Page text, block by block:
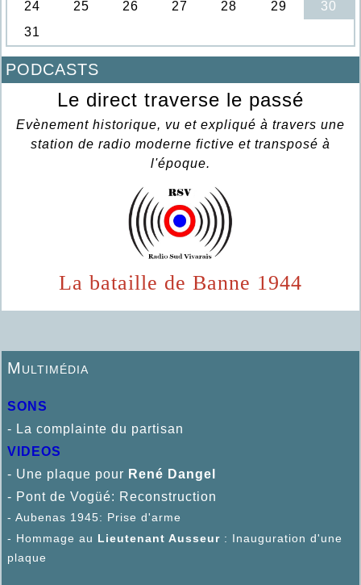
PODCASTS
Le direct traverse le passé
Evènement historique, vu et expliqué à travers une
station de radio moderne fictive et transposé à
l'époque.
La bataille de Banne 1944
Multimédia
SONS
- La complainte du partisan
VIDEOS
- Une plaque pour René Dangel
- Pont de Vogüé: Reconstruction
- Aubenas 1945: Prise d'arme
- Hommage au Lieutenant Ausseur : Inauguration d'une
plaque